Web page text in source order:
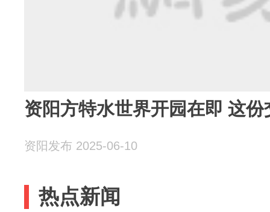
资阳方特水世界开园在即 这
资阳发布 2025-06-10
热点新闻